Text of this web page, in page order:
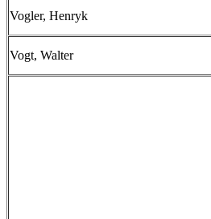
Vogler, Henryk
Vogt, Walter